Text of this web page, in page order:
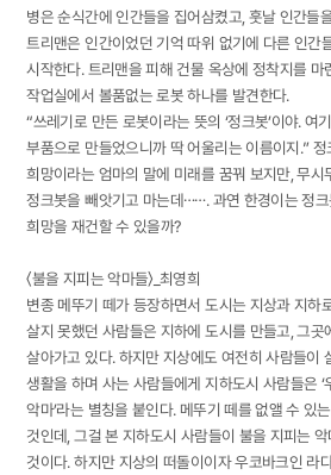
병은 순식간에 인간들을 집어삼켰고, 훗날 인간들
트리맨은 인간이었던 기억 따위 없기에 다른 인간
시작한다. 트리맨을 피해 건물 옥상에 정착지를 마
작업실에서 볼품없는 로봇 하나를 발견한다.
“쓰레기로 만든 로봇이라는 뜻의 ‘정크봇’이야. 여
부품으로 만들었으니까 딱 어울리는 이름이지.”
희망이라는 엄마의 말에 미래를 꿈꿔 보지만, 무시
정크봇을 빼앗기고 마는데⋯⋯. 과연 한경이는 정
희망을 재건할 수 있을까?
〈불을 지피는 악마들〉_최영희
변종 메뚜기 떼가 등장하면서 도시는 지상과 지하
살지 못했던 사람들은 지하에 도시를 만들고, 그
살아가고 있다. 하지만 지상에도 여전히 사람들이
생활을 하며 사는 사람들에게 지하도시 사람들은 ‘
악마’라는 별칭을 붙인다. 메뚜기 떼를 없앨 수 있
것인데, 그걸 본 지하도시 사람들이 불을 지피는
것이다. 하지만 지상의 떠돌이이자 우코바크인 라